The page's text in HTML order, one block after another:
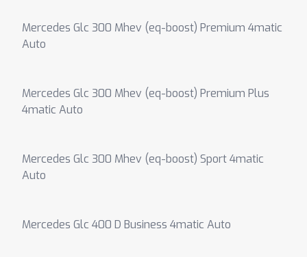
Mercedes Glc 300 Mhev (eq-boost) Premium 4matic
Auto
Mercedes Glc 300 Mhev (eq-boost) Premium Plus
4matic Auto
Mercedes Glc 300 Mhev (eq-boost) Sport 4matic
Auto
Mercedes Glc 400 D Business 4matic Auto